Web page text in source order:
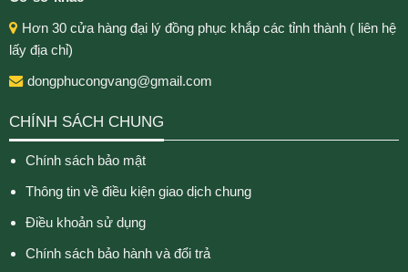
Hơn 30 cửa hàng đại lý đồng phục khắp các tỉnh thành ( liên hệ
lấy địa chỉ)
dongphucongvang@gmail.com
CHÍNH SÁCH CHUNG
Chính sách bảo mật
Thông tin về điều kiện giao dịch chung
Điều khoản sử dụng
Chính sách bảo hành và đổi trả